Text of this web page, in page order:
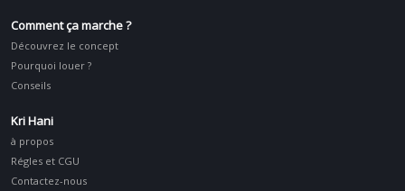
Comment ça marche ?
Découvrez le concept
Pourquoi louer ?
Conseils
Kri Hani
à propos
Régles et CGU
Contactez-nous